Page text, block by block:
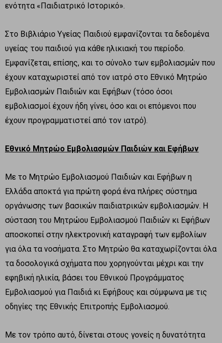
ενότητα «Παιδιατρικό Ιστορικό».
Στο Βιβλιάριο Υγείας Παιδιού εμφανίζονται τα δεδομένα
υγείας του παιδιού για κάθε ηλικιακή του περίοδο.
Εμφανίζεται, επίσης, και το σύνολο των εμβολιασμών που
έχουν καταχωριστεί από τον ιατρό στο Εθνικό Μητρώο
Εμβολιασμών Παιδιών και Εφήβων (τόσο όσοι
εμβολιασμοί έχουν ήδη γίνει, όσο και οι επόμενοι που
έχουν προγραμματιστεί από τον ιατρό).
Εθνικό Μητρώο Εμβολιασμών Παιδιών και Εφήβων
Με το Μητρώο Εμβολιασμού Παιδιών και Εφήβων η
Ελλάδα αποκτά για πρώτη φορά ένα πλήρες σύστημα
οργάνωσης των βασικών παιδιατρικών εμβολιασμών. Η
σύσταση του Μητρώου Εμβολιασμού Παιδιών κι Εφήβων
αποσκοπεί στην ηλεκτρονική καταγραφή των εμβολίων
για όλα τα νοσήματα. Στο Μητρώο θα καταχωρίζονται όλα
τα δοσολογικά σχήματα που χορηγούνται μέχρι και την
εφηβική ηλικία, βάσει του Εθνικού Προγράμματος
Εμβολιασμού για Παιδιά κι Εφήβους και σύμφωνα με τις
οδηγίες της Εθνικής Επιτροπής Εμβολιασμού.
Με τον τρόπο αυτό, δίνεται στους γονείς η δυνατότητα